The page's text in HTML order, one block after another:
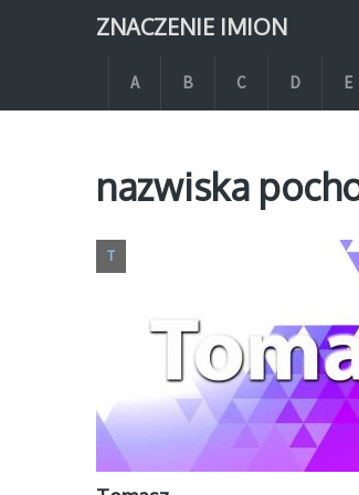
ZNACZENIE IMION
A B C D E
nazwiska
T